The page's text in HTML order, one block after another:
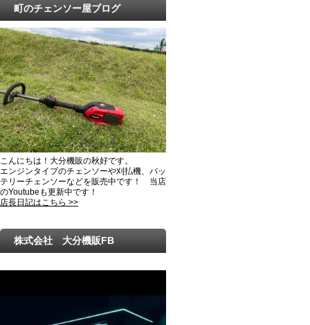
町のチェンソー屋ブログ
こんにちは！大分機販の秋好です。
エンジンタイプのチェンソーや刈払機、バッ
テリーチェンソーなどを販売中です！ 当店
のYoutubeも更新中です！
店長日記はこちら >>
株式会社 大分機販FB